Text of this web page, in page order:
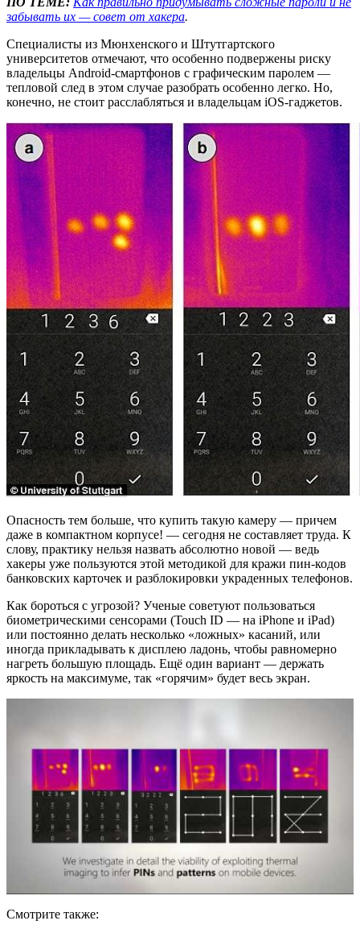
забывать их — совет от хакера.
Специалисты из Мюнхенского и Штутгартского
университетов отмечают, что особенно подвержены риску
владельцы Android-смартфонов с графическим паролем —
тепловой след в этом случае разобрать особенно легко. Но,
конечно, не стоит расслабляться и владельцам iOS-гаджетов.
Опасность тем больше, что купить такую камеру — причем
даже в компактном корпусе! — сегодня не составляет труда. К
слову, практику нельзя назвать абсолютно новой — ведь
хакеры уже пользуются этой методикой для кражи пин-кодов
банковских карточек и разблокировки украденных телефонов.
Как бороться с угрозой? Ученые советуют пользоваться
биометрическими сенсорами (Touch ID — на iPhone и iPad)
или постоянно делать несколько «ложных» касаний, или
иногда прикладывать к дисплею ладонь, чтобы равномерно
нагреть большую площадь. Ещё один вариант — держать
яркость на максимуме, так «горячим» будет весь экран.
Смотрите также: